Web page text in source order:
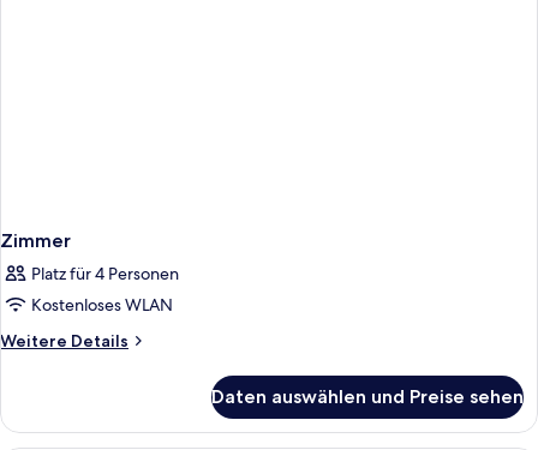
Zimmer
Platz für 4 Personen
Kostenloses WLAN
Weitere Details
Weitere
Daten auswählen und Preise sehen